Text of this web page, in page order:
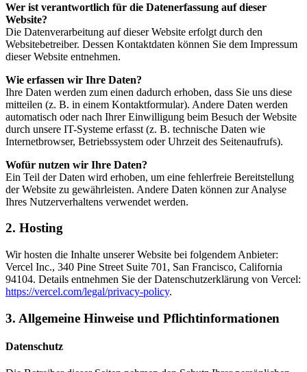
Wer ist verantwortlich für die Datenerfassung auf dieser
Website?
Die Datenverarbeitung auf dieser Website erfolgt durch den
Websitebetreiber. Dessen Kontaktdaten können Sie dem Impressum
dieser Website entnehmen.
Wie erfassen wir Ihre Daten?
Ihre Daten werden zum einen dadurch erhoben, dass Sie uns diese
mitteilen (z. B. in einem Kontaktformular). Andere Daten werden
automatisch oder nach Ihrer Einwilligung beim Besuch der Website
durch unsere IT-Systeme erfasst (z. B. technische Daten wie
Internetbrowser, Betriebssystem oder Uhrzeit des Seitenaufrufs).
Wofür nutzen wir Ihre Daten?
Ein Teil der Daten wird erhoben, um eine fehlerfreie Bereitstellung
der Website zu gewährleisten. Andere Daten können zur Analyse
Ihres Nutzerverhaltens verwendet werden.
2. Hosting
Wir hosten die Inhalte unserer Website bei folgendem Anbieter:
Vercel Inc., 340 Pine Street Suite 701, San Francisco, California
94104. Details entnehmen Sie der Datenschutzerklärung von Vercel:
https://vercel.com/legal/privacy-policy.
3. Allgemeine Hinweise und Pflichtinformationen
Datenschutz